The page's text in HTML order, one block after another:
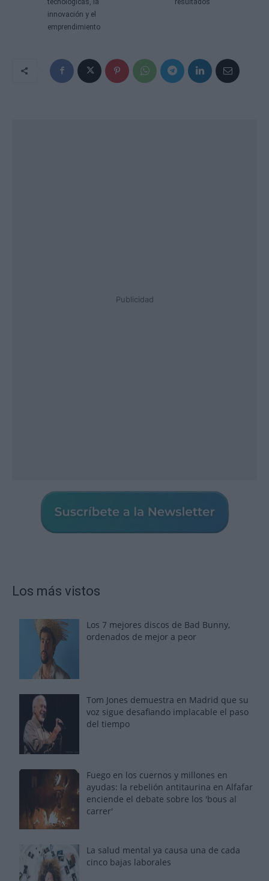
tecnológicas, la
innovación y el
emprendimiento
resultados
Publicidad
Los más vistos
Los 7 mejores discos de Bad Bunny,
ordenados de mejor a peor
Tom Jones demuestra en Madrid que su
voz sigue desafiando implacable el paso
del tiempo
Fuego en los cuernos y millones en
ayudas: la rebelión antitaurina en Alfafar
enciende el debate sobre los 'bous al
carrer'
La salud mental ya causa una de cada
cinco bajas laborales